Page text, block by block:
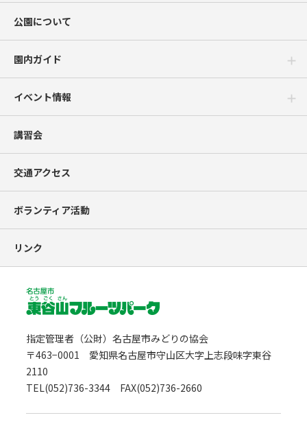
公園について
園内ガイド
イベント情報
講習会
交通アクセス
ボランティア活動
リンク
指定管理者（公財）名古屋市みどりの協会
〒463−0001 愛知県名古屋市守山区大字上志段味字東谷
2110
TEL(052)736-3344 FAX(052)736-2660